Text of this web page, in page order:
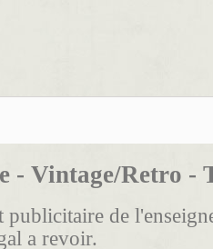
- Vintage/Retro -
publicitaire de
a revoir.